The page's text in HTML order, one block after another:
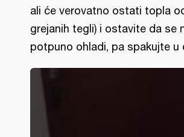
ali će verovatno ostati topla
grejanih tegli) i ostavite da se
potpuno ohladi, pa spakujte u